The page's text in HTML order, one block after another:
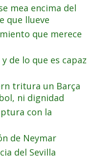
mea encima del
que llueve
que merece
de lo que es capaz
tritura un Barça
ni dignidad
con la
de Neymar
del Sevilla